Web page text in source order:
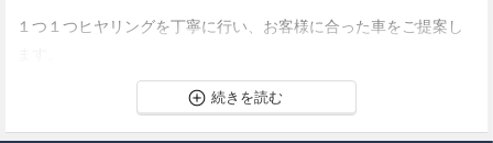
１つ１つヒヤリングを丁寧に行い、お客様に合った車をご提案し
各世代が在籍をしている安心さ